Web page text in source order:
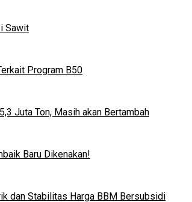
Sawit
Program B50
Juta Ton, Masih akan Bertambah
Baru Dikenakan!
dan Stabilitas Harga BBM Bersubsidi